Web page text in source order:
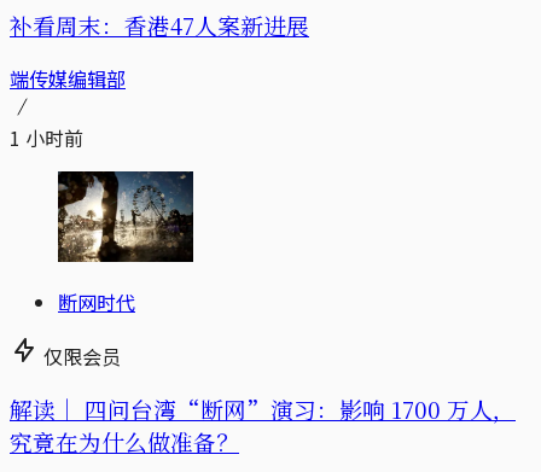
补看周末：香港47人案新进展
端传媒编辑部
1 小时前
断网时代
仅限会员
解读｜ 四问台湾“断网”演习：影响 1700 万人，
究竟在为什么做准备？